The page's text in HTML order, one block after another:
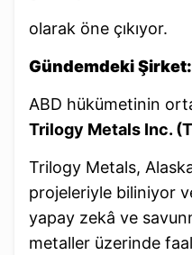
olarak öne çıkıyor.
Gündemdeki
ABD hükümetinin
Trilogy Metals Inc.
Trilogy Metals,
projeleriyle biliniyor
yapay zekâ ve
metaller üzerinde